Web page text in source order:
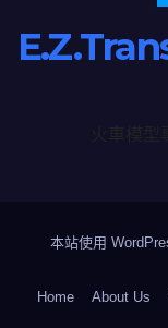
本站使用
Home About Us